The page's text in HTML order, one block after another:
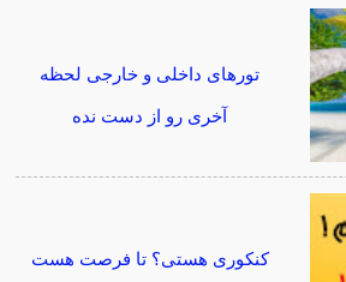
تورهای داخلی و خارجی لحظه
آخری رو از دست نده
کنکوری هستی؟ تا فرصت هست